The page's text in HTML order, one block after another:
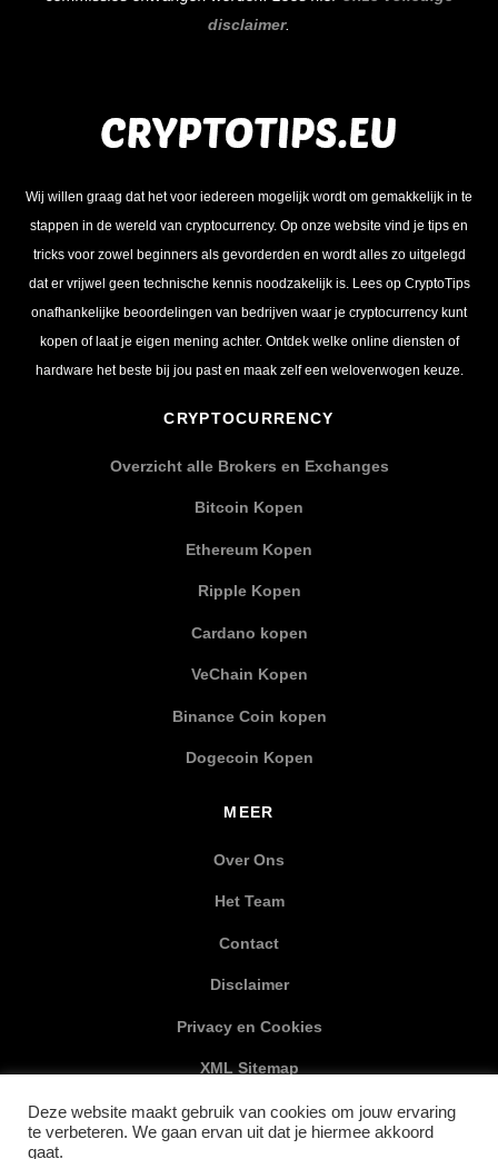
disclaimer.
Wij willen graag dat het voor iedereen mogelijk wordt om gemakkelijk in te
stappen in de wereld van cryptocurrency. Op onze website vind je tips en
tricks voor zowel beginners als gevorderden en wordt alles zo uitgelegd
dat er vrijwel geen technische kennis noodzakelijk is. Lees op CryptoTips
onafhankelijke beoordelingen van bedrijven waar je cryptocurrency kunt
kopen of laat je eigen mening achter. Ontdek welke online diensten of
hardware het beste bij jou past en maak zelf een weloverwogen keuze.
CRYPTOCURRENCY
Overzicht alle Brokers en Exchanges
Bitcoin Kopen
Ethereum Kopen
Ripple Kopen
Cardano kopen
VeChain Kopen
Binance Coin kopen
Dogecoin Kopen
MEER
Over Ons
Het Team
Contact
Disclaimer
Privacy en Cookies
XML Sitemap
SOCIAL MEDIA
Deze website maakt gebruik van cookies om jouw ervaring
te verbeteren. We gaan ervan uit dat je hiermee akkoord
gaat.